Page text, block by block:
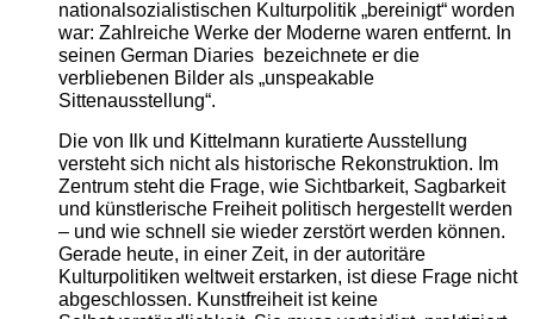
nationalsozialistischen Kulturpolitik „bereinigt“ worden
war: Zahlreiche Werke der Moderne waren entfernt. In
seinen German Diaries bezeichnete er die
verbliebenen Bilder als „unspeakable
Sittenausstellung“.
Die von Ilk und Kittelmann kuratierte Ausstellung
versteht sich nicht als historische Rekonstruktion. Im
Zentrum steht die Frage, wie Sichtbarkeit, Sagbarkeit
und künstlerische Freiheit politisch hergestellt werden
– und wie schnell sie wieder zerstört werden können.
Gerade heute, in einer Zeit, in der autoritäre
Kulturpolitiken weltweit erstarken, ist diese Frage nicht
abgeschlossen. Kunstfreiheit ist keine